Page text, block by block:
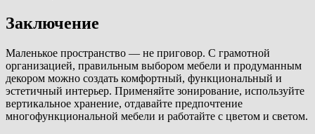
Заключение
Маленькое пространство — не приговор. С грамотной
организацией, правильным выбором мебели и продуманным
декором можно создать комфортный, функциональный и
эстетичный интерьер. Применяйте зонирование, используйте
вертикальное хранение, отдавайте предпочтение
многофункциональной мебели и работайте с цветом и светом.